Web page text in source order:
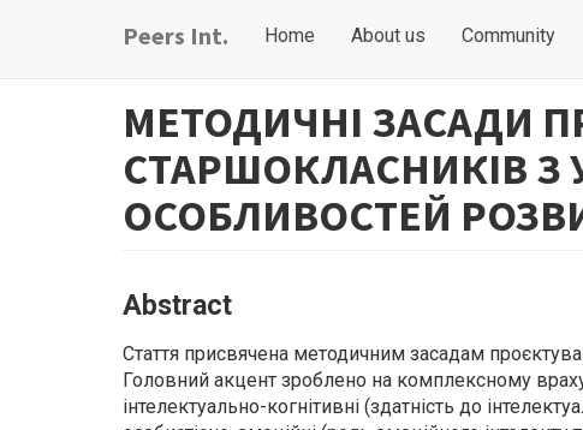
Peers Int.
Main
Home About us Community
User
menu
МЕТОДИЧНІ ЗАСАДИ
СТАРШОКЛАСНИКІВ З
ОСОБЛИВОСТЕЙ
Abstract
Стаття присвячена методичним засадам
Головний акцент зроблено на комплексному
інтелектуально-когнітивні (здатність до